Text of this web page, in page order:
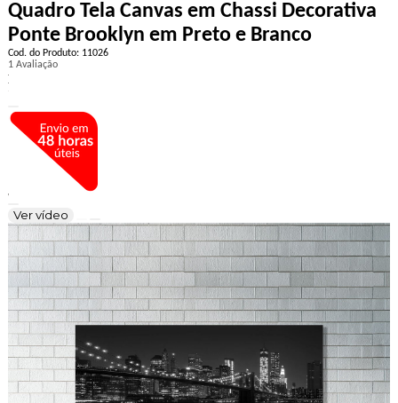
Quadro Tela Canvas em Chassi Decorativa
Ponte Brooklyn em Preto e Branco
Cod. do Produto: 11026
1 Avaliação
Ver vídeo